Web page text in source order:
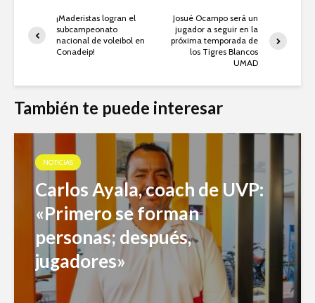
¡Maderistas logran el
subcampeonato
nacional de voleibol en
Conadeip!
Josué Ocampo será un
jugador a seguir en la
próxima temporada de
los Tigres Blancos
UMAD
También te puede interesar
NOTICIAS
Carlos Ayala, coach de UVP:
«Primero se forman
personas; después,
jugadores»